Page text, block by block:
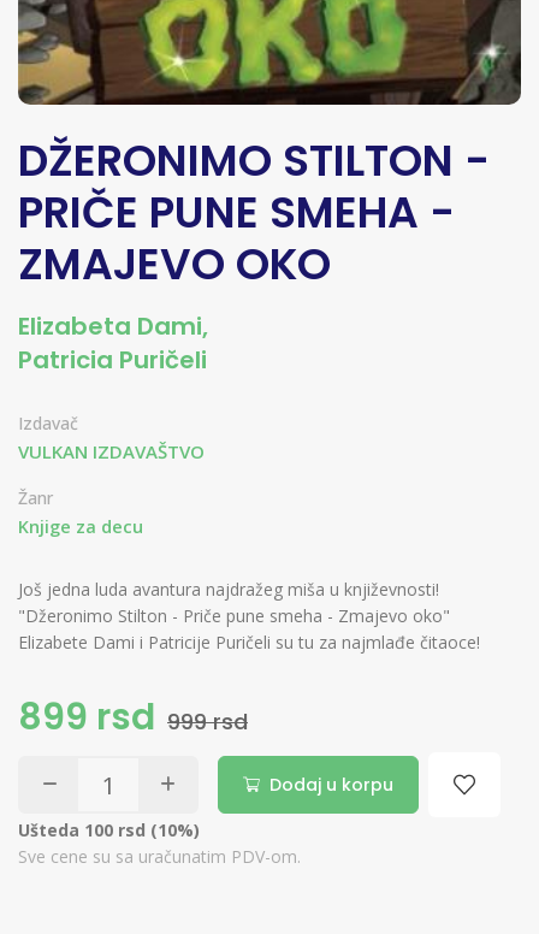
DŽERONIMO STILTON -
PRIČE PUNE SMEHA -
ZMAJEVO OKO
Elizabeta Dami,
Patricia Puričeli
Izdavač
VULKAN IZDAVAŠTVO
Žanr
Knjige za decu
Još jedna luda avantura najdražeg miša u književnosti!
"Džeronimo Stilton - Priče pune smeha - Zmajevo oko"
Elizabete Dami i Patricije Puričeli su tu za najmlađe čitaoce!
899 rsd 999 rsd
Dodaj u korpu
Ušteda 100 rsd (10%)
Sve cene su sa uračunatim PDV-om.